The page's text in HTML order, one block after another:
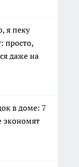
я пеку
просто,
даже на
в доме: 7
экономят